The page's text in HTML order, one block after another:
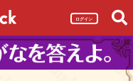
ログイン